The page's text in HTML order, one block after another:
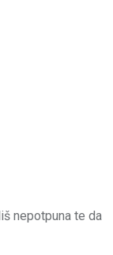
nepotpuna te da